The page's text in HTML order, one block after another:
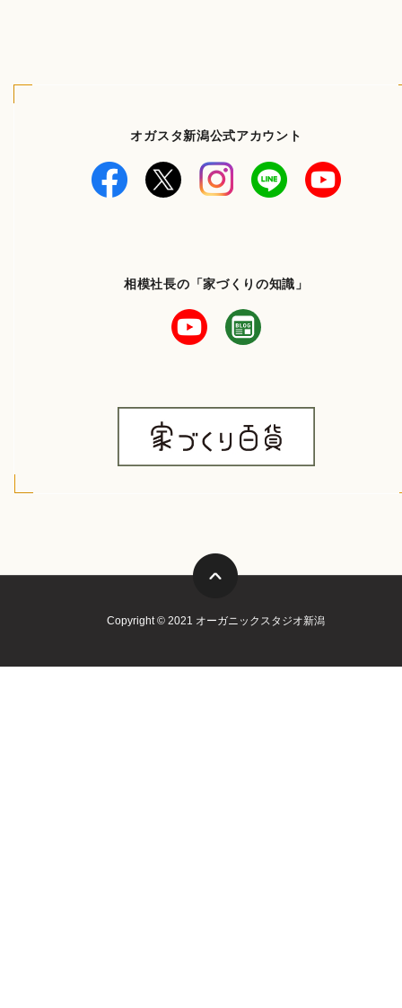
オガスタ新潟公式アカウント
相模社長の「家づくりの知識」
Copyright © 2021 オーガニックスタジオ新潟